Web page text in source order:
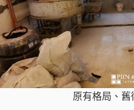
原有格局、舊